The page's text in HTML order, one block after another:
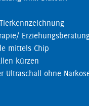
mittels Chip
kürzen
Ultraschall ohne